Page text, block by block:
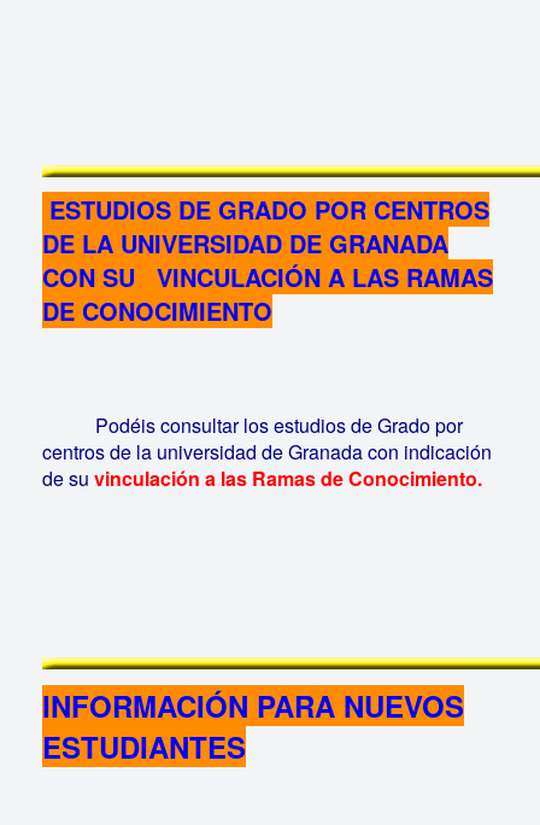
ESTUDIOS DE GRADO POR CENTROS
DE LA UNIVERSIDAD DE GRANADA
CON SU VINCULACIÓN A LAS RAMAS
DE CONOCIMIENTO
Podéis consultar los estudios de Grado por
centros de la universidad de Granada con indicación
de su vinculación a las Ramas de Conocimiento.
INFORMACIÓN PARA NUEVOS
ESTUDIANTES